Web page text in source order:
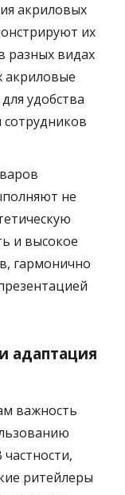
акриловых
их
разных видах
акриловые
удобства
не
и высокое
гармонично
адаптация
важность
ритейлеры